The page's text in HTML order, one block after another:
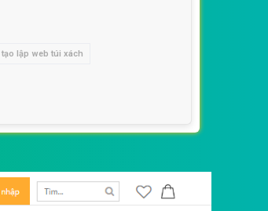
tạo lập web túi xách